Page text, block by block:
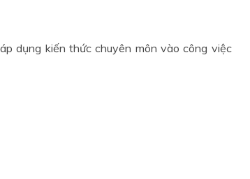
dụng kiến thức chuyên môn vào công việc